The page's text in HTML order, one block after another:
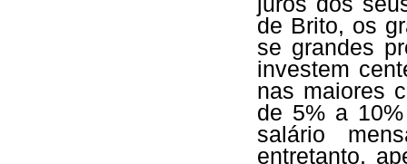
de Brito, os
se grandes
investem
nas maiores
de 5% a
salário
entretanto,